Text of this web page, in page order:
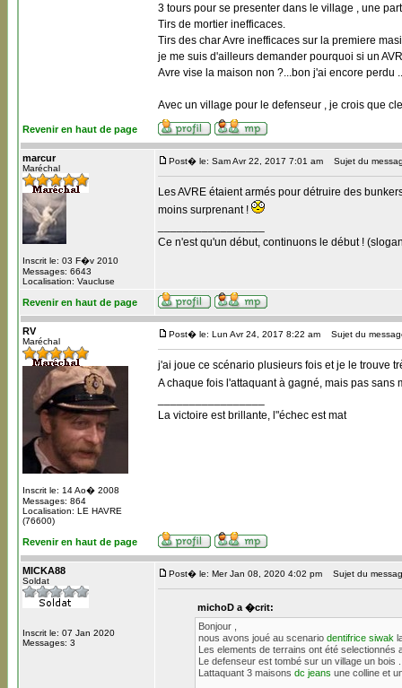
3 tours pour se presenter dans le village , une
Tirs de mortier inefficaces.
Tirs des char Avre inefficaces sur la premiere
je me suis d'ailleurs demander pourquoi si un
Avre vise la maison non ?...bon j'ai encore perdu
Avec un village pour le defenseur , je crois que
Revenir en haut de page
marcur
Maréchal
Inscrit le: 03 F�v 2010
Messages: 6643
Localisation: Vaucluse
Post� le: Sam Avr 22, 2017 7:01 am Sujet du
Les AVRE étaient armés pour détruire des
moins surprenant !
Ce n'est qu'un début, continuons le début !
Revenir en haut de page
RV
Maréchal
Inscrit le: 14 Ao� 2008
Messages: 864
Localisation: LE HAVRE
(76600)
Post� le: Lun Avr 24, 2017 8:22 am Sujet du
j'ai joue ce scénario plusieurs fois et je le trouve
A chaque fois l'attaquant à gagné, mais pas
La victoire est brillante, l"échec est mat
Revenir en haut de page
MICKA88
Soldat
Inscrit le: 07 Jan 2020
Messages: 3
Post� le: Mer Jan 08, 2020 4:02 pm Sujet du
michoD a �crit:
Bonjour ,
nous avons joué au scenario dentifrice siwak
Les elements de terrains ont été selectionnés
Le defenseur est tombé sur un village un bois .
Lattaquant 3 maisons dc jeans une colline et